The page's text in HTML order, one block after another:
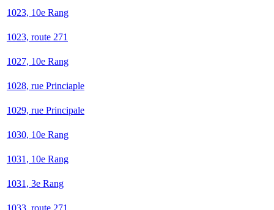
1023, 10e Rang
1023, route 271
1027, 10e Rang
1028, rue Princiaple
1029, rue Principale
1030, 10e Rang
1031, 10e Rang
1031, 3e Rang
1033, route 271